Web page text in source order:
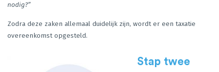
nodig?”
Zodra deze zaken allemaal duidelijk zijn, wordt er een taxatie
overeenkomst opgesteld.
Stap twee